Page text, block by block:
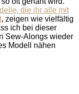
die ihr alle mit
, zeigen wie vielfältig
ich bei dieser
Sew-Alongs wieder
Modell nähen